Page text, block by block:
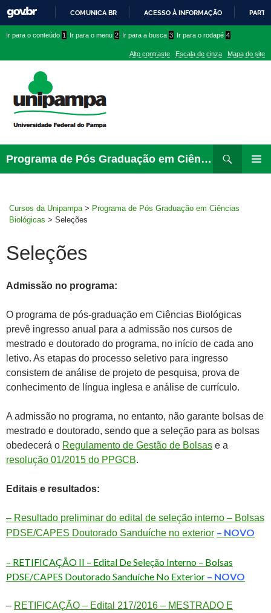
PARA
CONTEÚDO
COMUNICA BR ACESSO À INFORMAÇÃO
conteúdo
menu
superior
menu
Ir para o conteúdo 1 Ir para o menu 2 Ir para a busca 3 Ir para o rodapé 4
Alto contraste Escala de cinza Mapa do site
Programa de Pós Graduação em Ciências Biológicas
para
Cursos da Unipampa > Programa de Pós Graduação em Ciências
Biológicas > Seleções
Seleções
Admissão no programa:
O programa de pós-graduação em Ciências Biológicas
prevê ingresso anual para a admissão nos cursos de
mestrado e doutorado do programa, no início de cada ano
letivo. As etapas do processo seletivo para ingresso
consistem de análise de projeto de pesquisa, prova de
conhecimento de língua inglesa e análise de currículo.
A admissão no programa, no entanto, não garante bolsas de
mestrado e doutorado, sendo que a seleção para as bolsas
obedecerá o Regulamento de Gestão de Bolsas e a
resolução 01/2015 do PPGCB.
Editais e resultados:
– Resultado preliminar do edital de seleção interno – Bolsas
PDSE/CAPES Doutorado Sanduíche no exterior – NOVO
– RETIFICAÇÃO II – Edital De Seleção Interno – Bolsas
PDSE/CAPES Doutorado Sanduíche No Exterior – NOVO
– RETIFICAÇÃO – Edital 217/2016 – MESTRADO E